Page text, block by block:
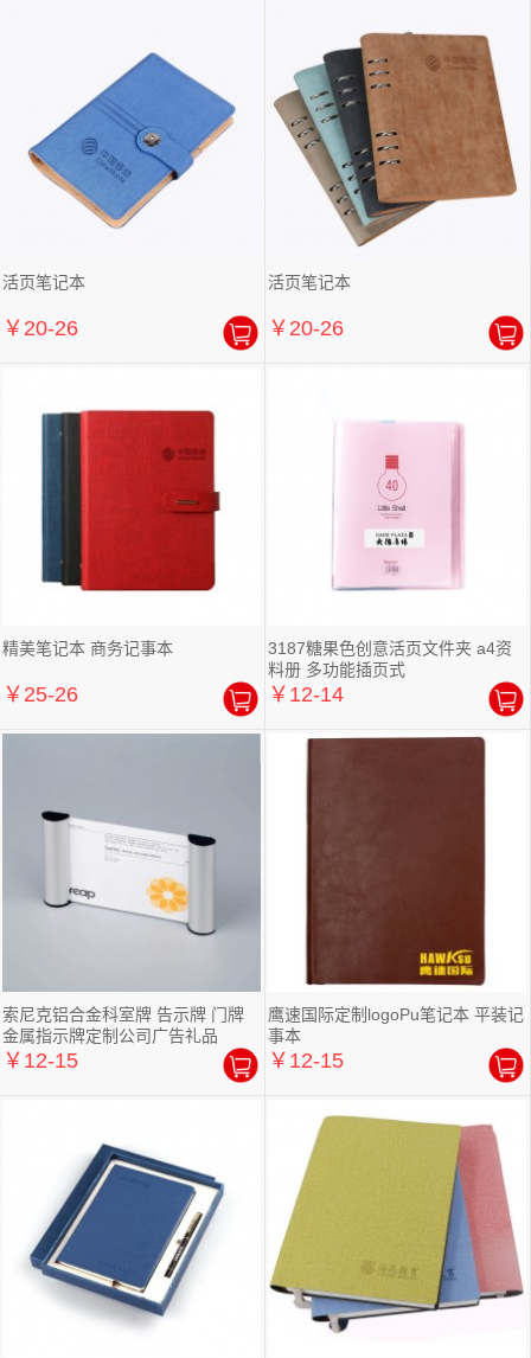
活页笔记本
￥20-26
活页笔记本
￥20-26
精美笔记本 商务记事本
￥25-26
3187糖果色创意活页文件夹 a4资
料册 多功能插页式
￥12-14
索尼克铝合金科室牌 告示牌 门牌
金属指示牌定制公司广告礼品
￥12-15
鹰速国际定制logoPu笔记本 平装记
事本
￥12-15